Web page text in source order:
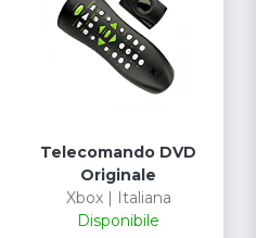
Telecomando DVD
Originale
Xbox | Italiana
Disponibile